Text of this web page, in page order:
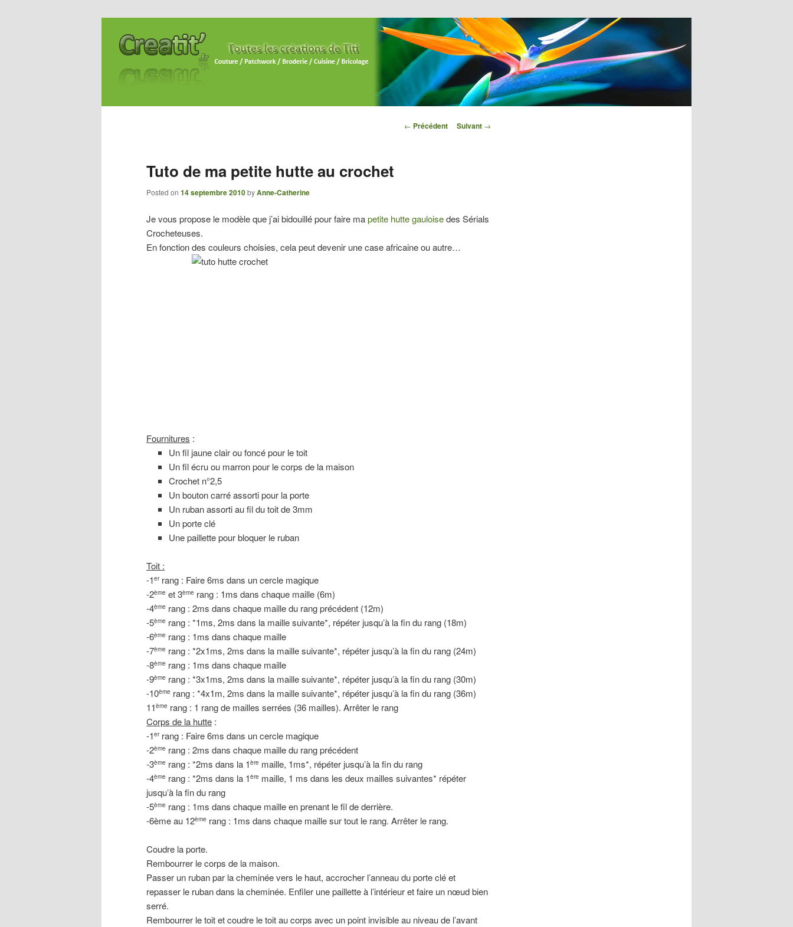
Navigation des
← Précédent Suivant →
Tuto de ma petite hutte au crochet
Posted on 14 septembre 2010byAnne-Catherine
Je vous propose le modèle que j’ai bidouillé pour faire mapetite hutte gauloisedes Sérials
Crocheteuses.
En fonction des couleurs choisies, cela peut devenir une case africaine ou autre…
Fournitures :
Un fil jaune clair ou foncé pour le toit
Un fil écru ou marron pour le corps de la maison
Crochet n°2,5
Un bouton carré assorti pour la porte
Un ruban assorti au fil du toit de 3mm
Un porte clé
Une paillette pour bloquer le ruban
Toit :
-1errang : Faire 6ms dans un cercle magique
-2ème et 3ème rang : 1ms dans chaque maille (6m)
-4ème rang : 2ms dans chaque maille du rang précédent (12m)
-5ème rang : *1ms, 2ms dans la maille suivante*, répéter jusqu’à la fin du rang (18m)
-6ème rang : 1ms dans chaque maille
-7ème rang : *2x1ms, 2ms dans la maille suivante*, répéter jusqu’à la fin du rang (24m)
-8ème rang : 1ms dans chaque maille
-9ème rang : *3x1ms, 2ms dans la maille suivante*, répéter jusqu’à la fin du rang (30m)
-10ème rang : *4x1m, 2ms dans la maille suivante*, répéter jusqu’à la fin du rang (36m)
11ème rang : 1 rang de mailles serrées (36 mailles). Arrêter le rang
Corps de la hutte :
-1errang : Faire 6ms dans un cercle magique
-2ème rang : 2ms dans chaque maille du rang précédent
-3ème rang : *2ms dans la 1ère maille, 1ms*, répéter jusqu’à la fin du rang
-4ème rang : *2ms dans la 1ère maille, 1 ms dans les deux mailles suivantes* répéter
jusqu’à la fin du rang
-5ème rang : 1ms dans chaque maille en prenant le fil de derrière.
-6ème au 12ème rang : 1ms dans chaque maille sur tout le rang. Arrêter le rang.
Coudre la porte.
Rembourrer le corps de la maison.
Passer un ruban par la cheminée vers le haut, accrocher l’anneau du porte clé et
repasser le ruban dans la cheminée. Enfiler une paillette à l’intérieur et faire un nœud bien
serré.
Rembourrer le toit et coudre le toit au corps avec un point invisible au niveau de l’avant